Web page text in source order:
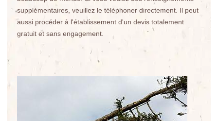
supplémentaires, veuillez le téléphoner directement. Il peut
aussi procéder à l'établissement d'un devis totalement
gratuit et sans engagement.